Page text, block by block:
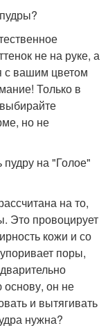
не на руке, а
с вашим цветом
Только в
но не
на "Голое"
на то,
Это провоцирует
кожи и со
поры,
основу, он не
и вытягивать
нужна?